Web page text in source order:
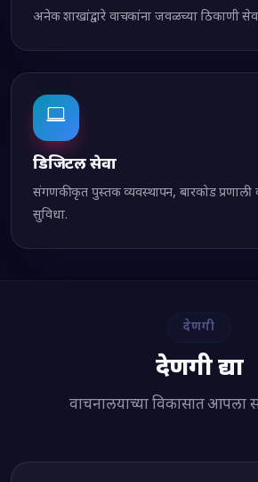
अनेक शाखांद्वारे वाचकांना जवळच्या ठिकाणी
डिजिटल सेवा
संगणकीकृत पुस्तक व्यवस्थापन, बारकोड
सुविधा.
देणगी
देणगी द्या
वाचनालयाच्या विकासात आपला